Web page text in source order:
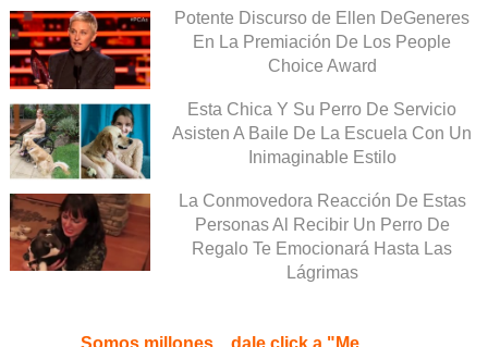
Potente Discurso de Ellen DeGeneres
En La Premiación De Los People
Choice Award
Esta Chica Y Su Perro De Servicio
Asisten A Baile De La Escuela Con Un
Inimaginable Estilo
La Conmovedora Reacción De Estas
Personas Al Recibir Un Perro De
Regalo Te Emocionará Hasta Las
Lágrimas
Somos millones... dale click a "Me